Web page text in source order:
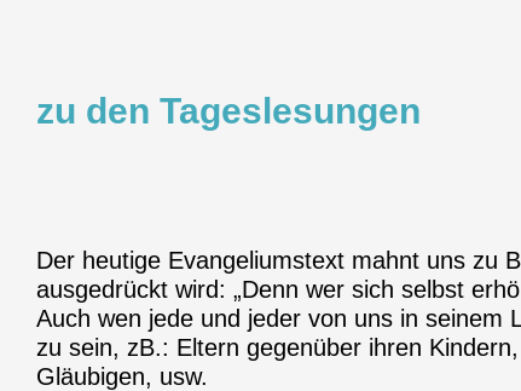
zu den Tageslesungen
Der heutige Evangeliumstext mahnt uns zu
ausgedrückt wird: „Denn wer sich selbst
Auch wen jede und jeder von uns in seinem
zu sein, zB.: Eltern gegenüber ihren
Gläubigen, usw.